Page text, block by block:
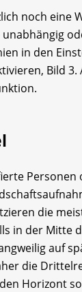
noch eine
in den
Bild
die
in der Mitte
auf
die
Horizont